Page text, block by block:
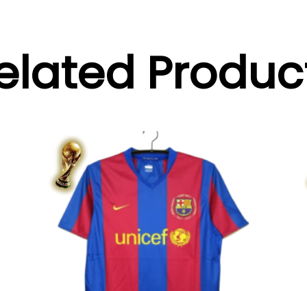
El
precio
original
era:
89,95 €.
precio
actual
es:
29,95 €.
producto
tiene
múltiples
variantes.
Las
opciones
pueden